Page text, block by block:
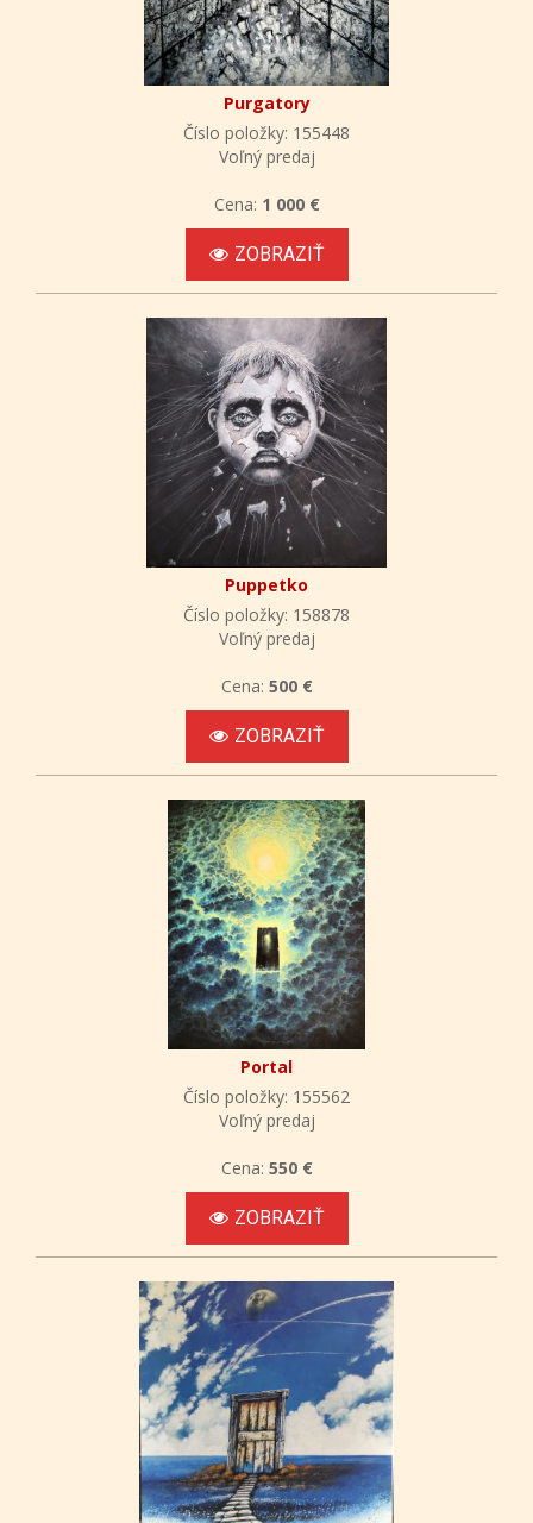
Purgatory
Číslo položky: 155448
Voľný predaj
Cena: 1 000 €
ZOBRAZIŤ
Puppetko
Číslo položky: 158878
Voľný predaj
Cena: 500 €
ZOBRAZIŤ
Portal
Číslo položky: 155562
Voľný predaj
Cena: 550 €
ZOBRAZIŤ